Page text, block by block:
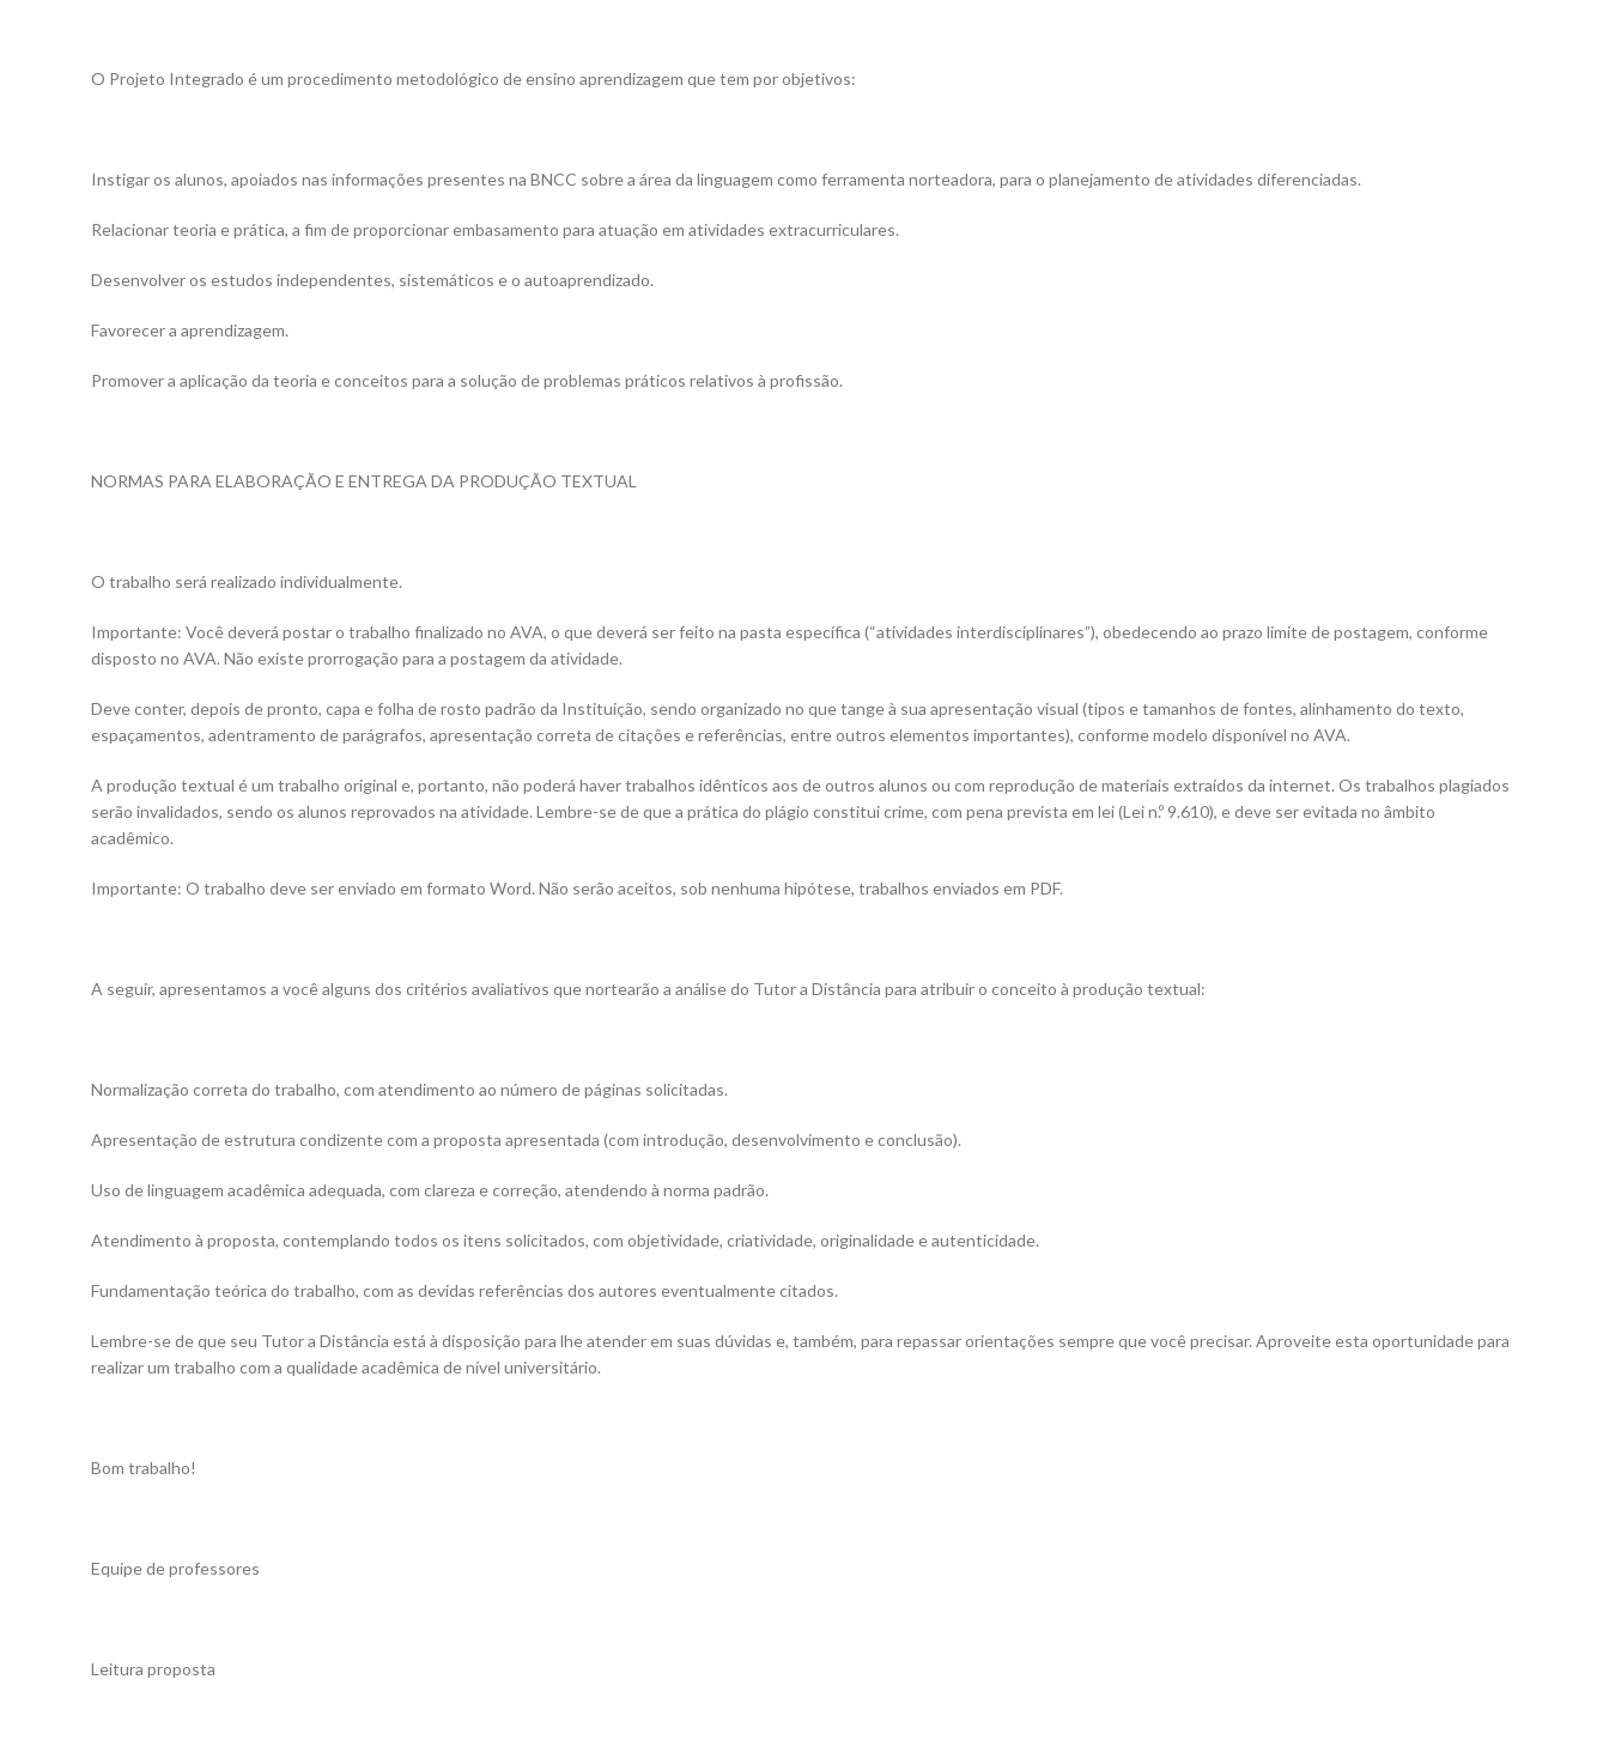
O Projeto Integrado é um procedimento metodológico de ensino aprendizagem que tem por objetivos:
Instigar os alunos, apoiados nas informações presentes na BNCC sobre a área da linguagem como ferramenta norteadora, para o planejamento de atividades diferenciadas.
Relacionar teoria e prática, a fim de proporcionar embasamento para atuação em atividades extracurriculares.
Desenvolver os estudos independentes, sistemáticos e o autoaprendizado.
Favorecer a aprendizagem.
Promover a aplicação da teoria e conceitos para a solução de problemas práticos relativos à profissão.
NORMAS PARA ELABORAÇÃO E ENTREGA DA PRODUÇÃO TEXTUAL
O trabalho será realizado individualmente.
Importante: Você deverá postar o trabalho finalizado no AVA, o que deverá ser feito na pasta específica (“atividades interdisciplinares”), obedecendo ao prazo limite de postagem, conforme
disposto no AVA. Não existe prorrogação para a postagem da atividade.
Deve conter, depois de pronto, capa e folha de rosto padrão da Instituição, sendo organizado no que tange à sua apresentação visual (tipos e tamanhos de fontes, alinhamento do texto,
espaçamentos, adentramento de parágrafos, apresentação correta de citações e referências, entre outros elementos importantes), conforme modelo disponível no AVA.
A produção textual é um trabalho original e, portanto, não poderá haver trabalhos idênticos aos de outros alunos ou com reprodução de materiais extraídos da internet. Os trabalhos plagiados
serão invalidados, sendo os alunos reprovados na atividade. Lembre-se de que a prática do plágio constitui crime, com pena prevista em lei (Lei n.º 9.610), e deve ser evitada no âmbito
acadêmico.
Importante: O trabalho deve ser enviado em formato Word. Não serão aceitos, sob nenhuma hipótese, trabalhos enviados em PDF.
A seguir, apresentamos a você alguns dos critérios avaliativos que nortearão a análise do Tutor a Distância para atribuir o conceito à produção textual:
Normalização correta do trabalho, com atendimento ao número de páginas solicitadas.
Apresentação de estrutura condizente com a proposta apresentada (com introdução, desenvolvimento e conclusão).
Uso de linguagem acadêmica adequada, com clareza e correção, atendendo à norma padrão.
Atendimento à proposta, contemplando todos os itens solicitados, com objetividade, criatividade, originalidade e autenticidade.
Fundamentação teórica do trabalho, com as devidas referências dos autores eventualmente citados.
Lembre-se de que seu Tutor a Distância está à disposição para lhe atender em suas dúvidas e, também, para repassar orientações sempre que você precisar. Aproveite esta oportunidade para
realizar um trabalho com a qualidade acadêmica de nível universitário.
Bom trabalho!
Equipe de professores
Leitura proposta